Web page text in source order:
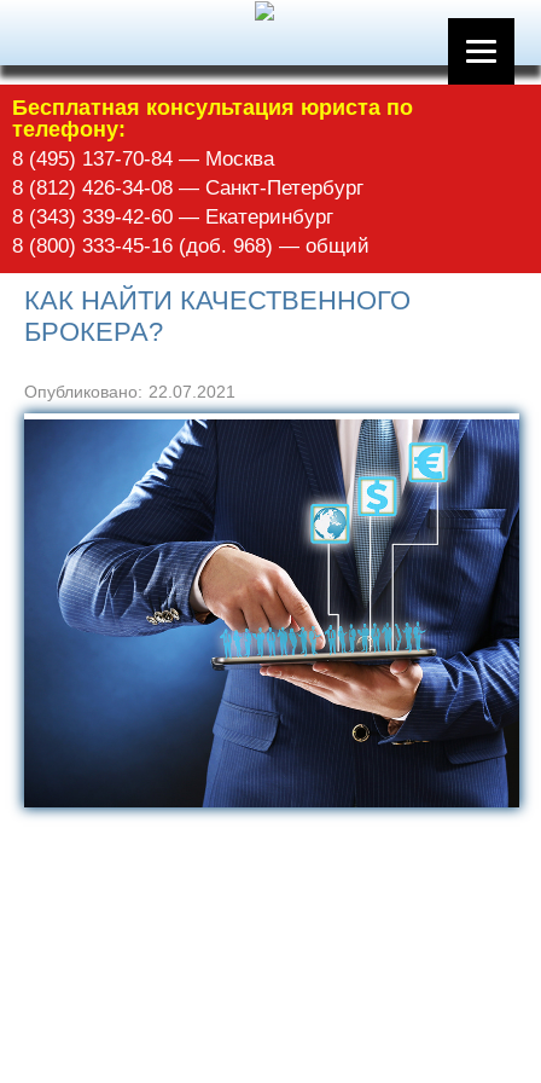
Бесплатная консультация юриста по
телефону:
8 (495) 137-70-84 — Москва
8 (812) 426-34-08 — Санкт-Петербург
8 (343) 339-42-60 — Екатеринбург
8 (800) 333-45-16 (доб. 968) — общий
КАК НАЙТИ КАЧЕСТВЕННОГО
БРОКЕРА?
Опубликовано: 22.07.2021